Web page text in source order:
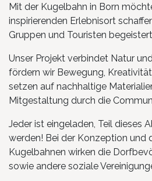
Mit der Kugelbahn in Born
inspirierenden Erlebnisort
Gruppen und Touristen
Unser Projekt verbindet Natur
fördern wir Bewegung,
setzen auf nachhaltige
Mitgestaltung durch die
Jeder ist eingeladen, Teil dieses
werden! Bei der Konzeption und
Kugelbahnen wirken die
sowie andere soziale